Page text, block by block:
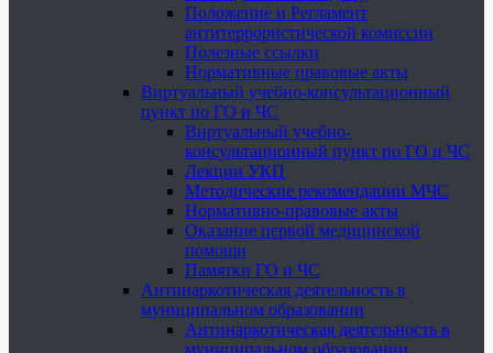
Положение и Регламент
антитеррористической комиссии
Полезные ссылки
Нормативные правовые акты
Виртуальный учебно-консультационный
пункт по ГО и ЧС
Виртуальный учебно-
консультационный пункт по ГО и ЧС
Лекции УКП
Методические рекомендации МЧС
Нормативно-правовые акты
Оказание первой медицинской
помощи
Памятки ГО и ЧС
Антинаркотическая деятельность в
муниципальном образовании
Антинаркотическая деятельность в
муниципальном образовании